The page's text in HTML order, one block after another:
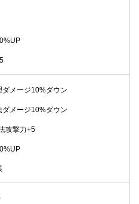
ダメージ10%ダウン
ダメージ10%ダウン
攻撃力+5